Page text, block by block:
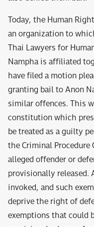
Today, the Human
an organization to
Thai Lawyers for
Nampha is affiliated
have filed a motion
granting bail to Anon
similar offences. This
constitution which
be treated as a guilty
the Criminal
alleged offender or
provisionally released.
invoked, and such
deprive the right of
exemptions that could